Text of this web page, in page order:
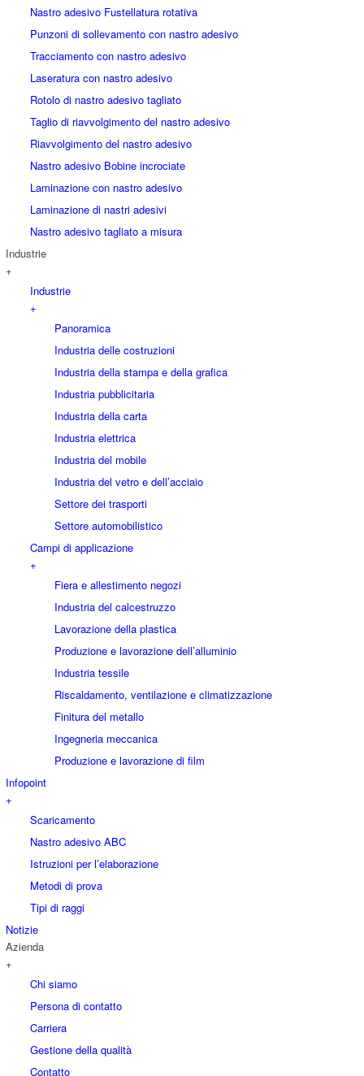
Nastro adesivo Fustellatura rotativa
Punzoni di sollevamento con nastro adesivo
Tracciamento con nastro adesivo
Laseratura con nastro adesivo
Rotolo di nastro adesivo tagliato
Taglio di riavvolgimento del nastro adesivo
Riavvolgimento del nastro adesivo
Nastro adesivo Bobine incrociate
Laminazione con nastro adesivo
Laminazione di nastri adesivi
Nastro adesivo tagliato a misura
Industrie
+
Industrie
+
Panoramica
Industria delle costruzioni
Industria della stampa e della grafica
Industria pubblicitaria
Industria della carta
Industria elettrica
Industria del mobile
Industria del vetro e dell’acciaio
Settore dei trasporti
Settore automobilistico
Campi di applicazione
+
Fiera e allestimento negozi
Industria del calcestruzzo
Lavorazione della plastica
Produzione e lavorazione dell’alluminio
Industria tessile
Riscaldamento, ventilazione e climatizzazione
Finitura del metallo
Ingegneria meccanica
Produzione e lavorazione di film
Infopoint
+
Scaricamento
Nastro adesivo ABC
Istruzioni per l’elaborazione
Metodi di prova
Tipi di raggi
Notizie
Azienda
+
Chi siamo
Persona di contatto
Carriera
Gestione della qualità
Contatto